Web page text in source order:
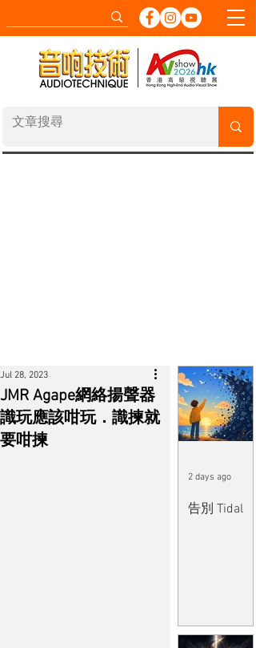
JMR Agape網絡揚聲器
識玩應該咁玩．識揀就
要咁揀
Jul 28, 2023
告別 Tidal
2 days ago